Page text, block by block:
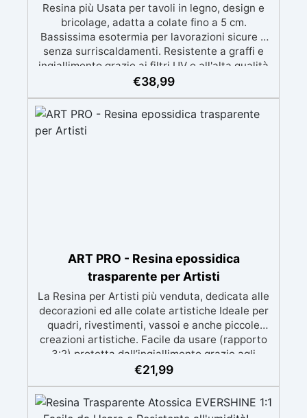
Resina più Usata per tavoli in legno, design e
bricolage, adatta a colate fino a 5 cm.
Bassissima esotermia per lavorazioni sicure e
senza surriscaldamenti. Resistente a graffi e
ingiallimento grazie ai filtri UV e all'alta qualità
meccanica. Bassa viscosità per eliminare bolle
BPA/VOC free e certificata per il contatto
prolungato con la pelle.
€38,99
ART PRO - Resina epossidica
trasparente per Artisti
La Resina per Artisti più venduta, dedicata alle
decorazioni ed alle colate artistiche Ideale per
quadri, rivestimenti, vassoi e anche piccole
creazioni artistiche. Facile da usare (rapporto
3:2) protetta dall’ingiallimento grazie agli
speciali filtri UV Formula densa : non cola via,
in 12-24h garantendo una superficie lucida e
brillante
€21,99